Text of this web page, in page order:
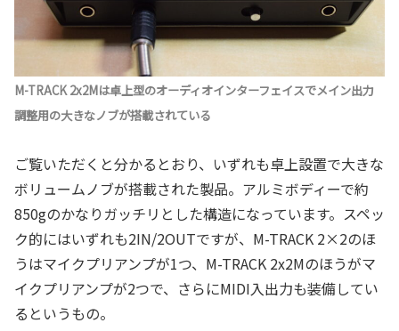
M-TRACK 2x2Mは卓上型のオーディオインターフェイスでメイン出力
調整用の大きなノブが搭載されている
ご覧いただくと分かるとおり、いずれも卓上設置で大きな
ボリュームノブが搭載された製品。アルミボディーで約
850gのかなりガッチリとした構造になっています。スペッ
ク的にはいずれも2IN/2OUTですが、M-TRACK 2×2のほ
うはマイクプリアンプが1つ、M-TRACK 2x2Mのほうがマ
イクプリアンプが2つで、さらにMIDI入出力も装備してい
るというもの。